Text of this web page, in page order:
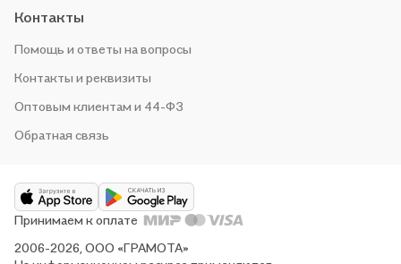
Контакты
Помощь и ответы на вопросы
Контакты и реквизиты
Оптовым клиентам и 44-ФЗ
Обратная связь
2006-2026, ООО «ГРАМОТА»
Принимаем к оплате